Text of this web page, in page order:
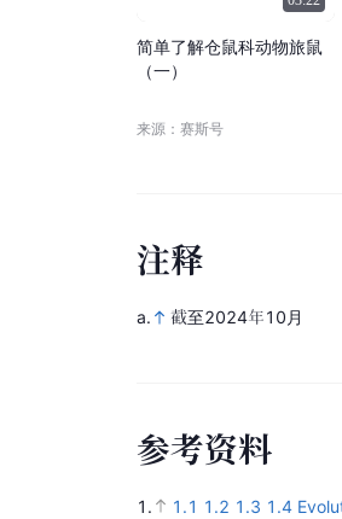
简单了解仓鼠科动物旅鼠
（一）
来源：赛斯号
注释
a. 截至2024年10月
参考资料
1. 1.1 1.2 1.3 1.4